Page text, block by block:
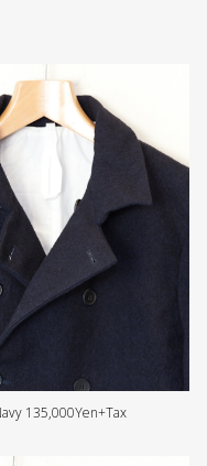
135,000Yen+Tax